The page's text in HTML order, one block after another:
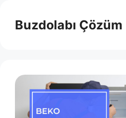
Buzdolabı Çözüm